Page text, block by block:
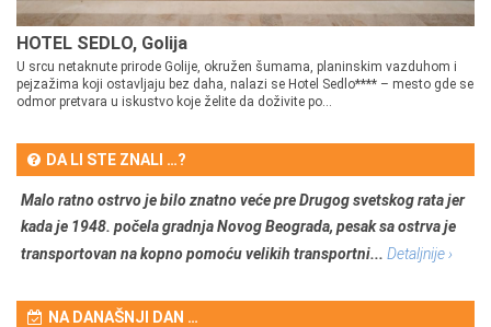
HOTEL SEDLO, Golija
U srcu netaknute prirode Golije, okružen šumama, planinskim vazduhom i
pejzažima koji ostavljaju bez daha, nalazi se Hotel Sedlo**** – mesto gde se
odmor pretvara u iskustvo koje želite da doživite po...
DA LI STE ZNALI …?
Malo ratno ostrvo je bilo znatno veće pre Drugog svetskog rata jer
kada je 1948. počela gradnja Novog Beograda, pesak sa ostrva je
transportovan na kopno pomoću velikih transportni... Detaljnije ›
NA DANAŠNJI DAN …